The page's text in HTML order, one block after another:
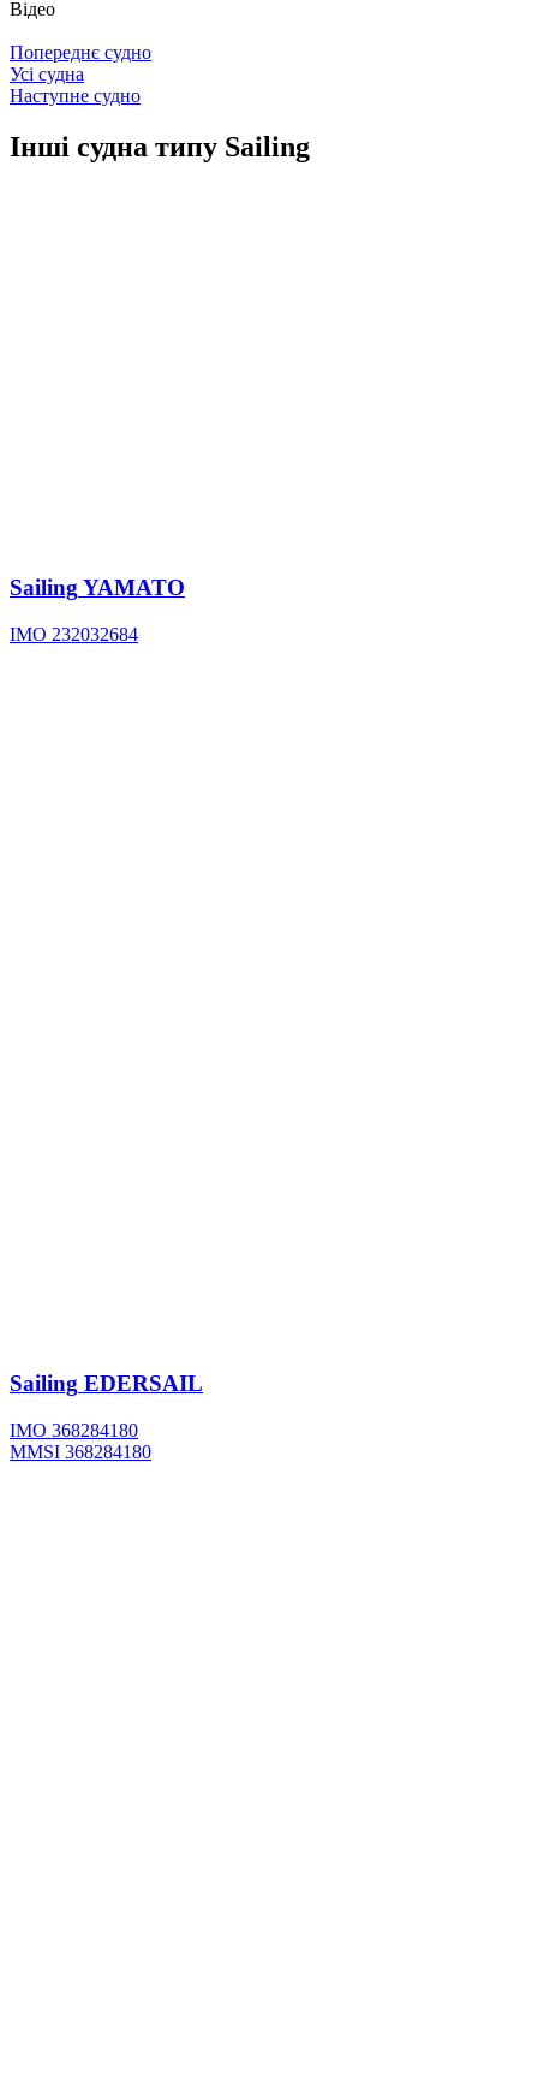
Відео
Попереднє судно
Усі судна
Наступне судно
Інші судна типу Sailing
SailingYAMATO
IMO 232032684
Sailing EDERSAIL
IMO 368284180
MMSI 368284180